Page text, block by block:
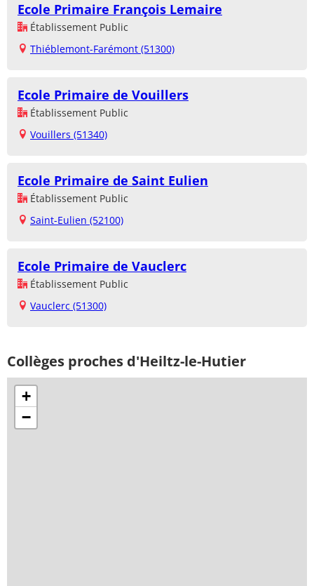
Ecole Primaire François Lemaire
Établissement Public
Thiéblemont-Farémont (51300)
Ecole Primaire de Vouillers
Établissement Public
Vouillers (51340)
Ecole Primaire de Saint Eulien
Établissement Public
Saint-Eulien (52100)
Ecole Primaire de Vauclerc
Établissement Public
Vauclerc (51300)
Collèges proches d'Heiltz-le-Hutier
+
−